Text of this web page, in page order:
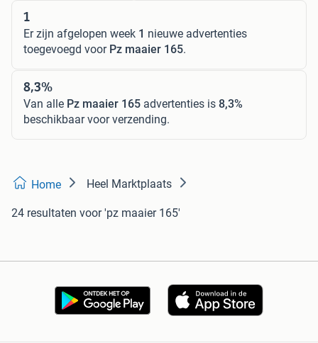
1
Er zijn afgelopen week 1 nieuwe advertenties
toegevoegd voor Pz maaier 165.
8,3%
Van alle Pz maaier 165 advertenties is 8,3%
beschikbaar voor verzending.
Home Heel Marktplaats
24 resultaten voor 'pz maaier 165'